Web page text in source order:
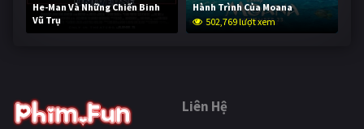
He-Man Và Những Chiến Binh
Vũ Trụ
252,688 lượt xem
Hành Trình Của Moana
502,769 lượt xem
Liên Hệ